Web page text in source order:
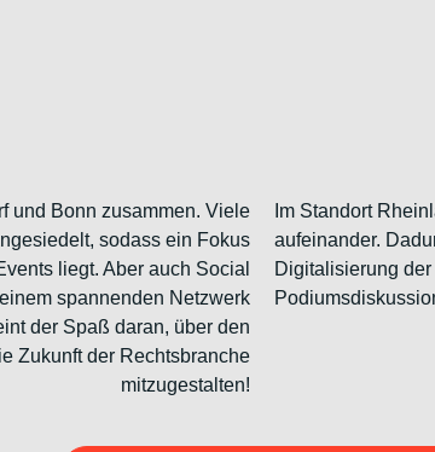
und Bonn zusammen. Viele
sodass ein Fokus
liegt. Aber auch Social
spannenden Netzwerk
der Spaß daran, über den
Zukunft der Rechtsbranche
mitzugestalten!
Im Standort
aufeinander.
Digitalisierung